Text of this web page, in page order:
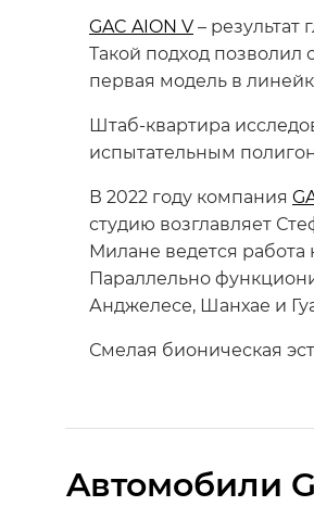
GAC AION V–
Такой подход позволил
первая модель в
Штаб-квартира
испытательным
В 2022 году компания
студию возглавляет
Милане ведется
Параллельно
Анджелесе, Шанхае и
Смелая бионическая
Aвтомобили